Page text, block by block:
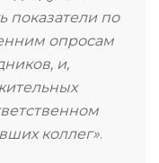
показатели по
опросам
и,
коллег».